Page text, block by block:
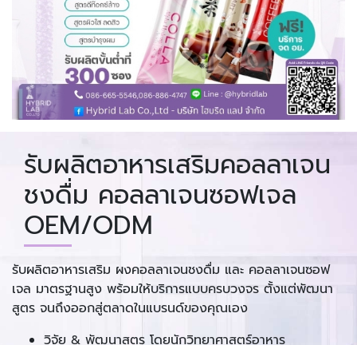
รับผลิตอาหารเสริมคอลลาเจน
ชงดื่ม คอลลาเจนซอฟเจล
OEM/ODM
รับผลิตอาหารเสริม ผงคอลลาเจนชงดื่ม และ คอลลาเจนซอฟ
เจล มาตรฐานสูง พร้อมให้บริการแบบครบวงจร ตั้งแต่พัฒนา
สูตร จนถึงออกสู่ตลาดในแบรนด์ของคุณเอง
วิจัย & พัฒนาสูตร โดยนักวิทยาศาสตร์อาหาร